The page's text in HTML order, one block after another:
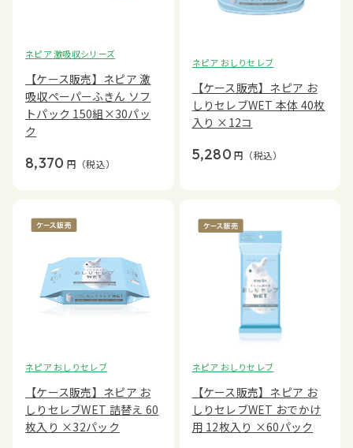
ネピア 激吸収シリーズ
【ケース販売】ネピア 激
吸収ペーパーふきん ソフ
トパック 150組×30パッ
ク
8,370 円 （税込）
ネピア おしりセレブ
【ケース販売】ネピア お
しりセレブWET 本体 40枚
入り ×12コ
5,280 円 （税込）
ネピア おしりセレブ
【ケース販売】ネピア お
しりセレブWET 詰替え 60
枚入り ×32パック
ネピア おしりセレブ
【ケース販売】ネピア お
しりセレブWET おでかけ
用 12枚入り ×60パック